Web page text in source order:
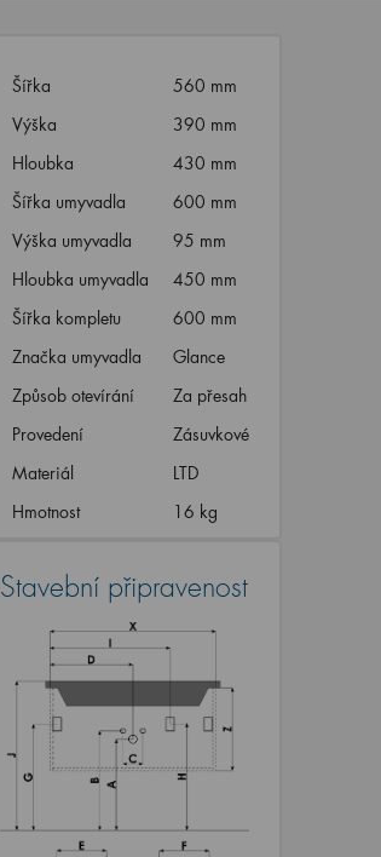
Šířka
560 mm
Výška
390 mm
Hloubka
430 mm
Šířka umyvadla
600 mm
Výška umyvadla
95 mm
Hloubka umyvadla
450 mm
Šířka kompletu
600 mm
Značka umyvadla
Glance
Způsob otevírání
Za přesah
Provedení
Zásuvkové
Materiál
LTD
Hmotnost
16 kg
Stavební připravenost